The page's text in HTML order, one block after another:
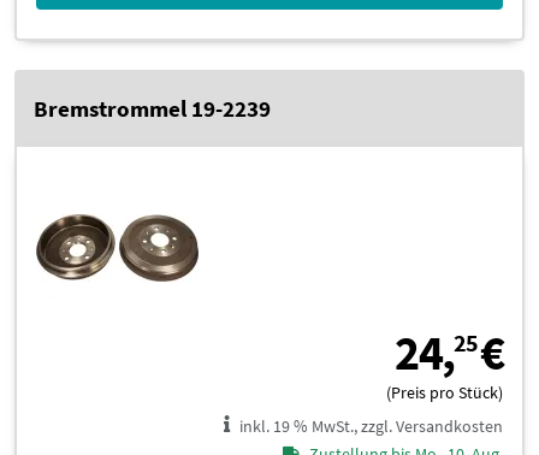
Bremstrommel 19-2239
24,25€
(Preis pro Stück)
inkl. 19 % MwSt., zzgl. Versandkosten